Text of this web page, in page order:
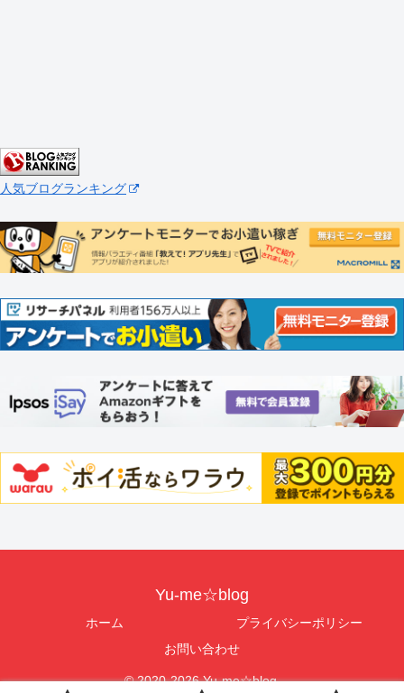
人気ブログランキング
Yu-me☆blog
ホーム
プライバシーポリシー
お問い合わせ
© 2020-2026 Yu-me☆blog.